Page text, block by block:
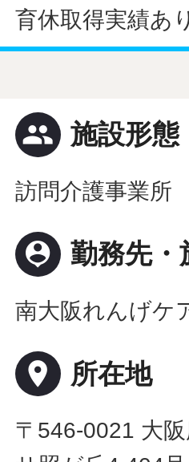
育休取得実績あり
people 施設形態
訪問介護事業所
person_pin 勤務先・
南大阪れんげケ
place 所在地
〒546-0021 大